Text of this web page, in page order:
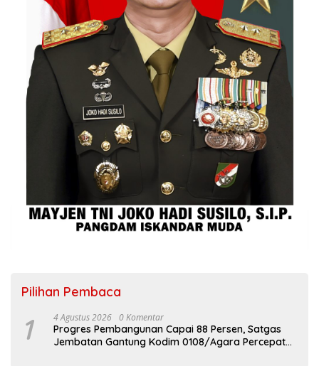
Pilihan Pembaca
1 4 Agustus 2026 0 Komentar
Progres Pembangunan Capai 88 Persen, Satgas
Jembatan Gantung Kodim 0108/Agara Percepat